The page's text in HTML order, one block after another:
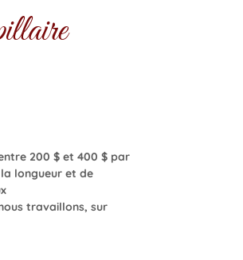
200 $ et 400 $ par
longueur et de
travaillons, sur